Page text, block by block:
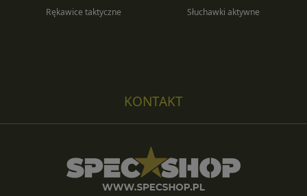
Rękawice taktyczne
Słuchawki aktywne
KONTAKT